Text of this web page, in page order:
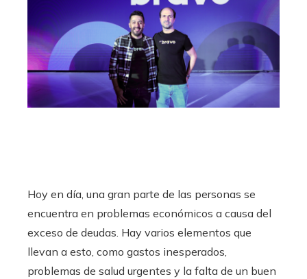
Hoy en día, una gran parte de las personas se
encuentra en problemas económicos a causa del
exceso de deudas. Hay varios elementos que
llevan a esto, como gastos inesperados,
problemas de salud urgentes y la falta de un buen